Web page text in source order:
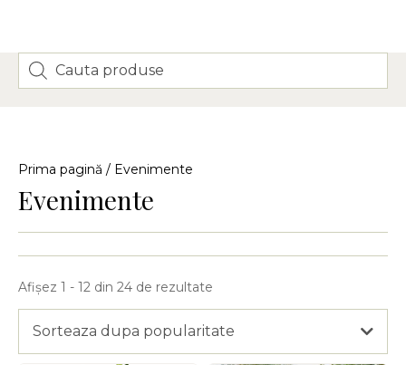
Prima pagină / Evenimente
Evenimente
Afișez 1 - 12 din 24 de rezultate
Sorteaza dupa popularitate